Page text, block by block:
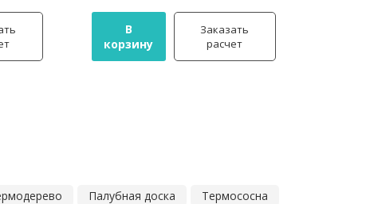
В
корзину
Заказать
расчет
Палубная доска
Термососна